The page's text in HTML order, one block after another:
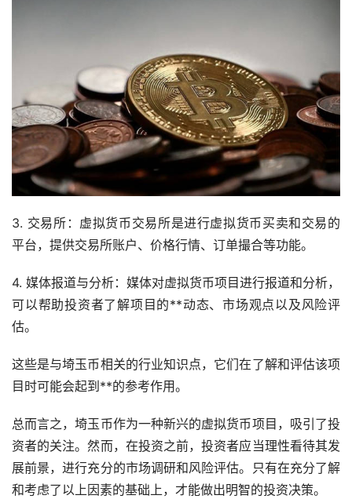
3. 交易所：虚拟货币交易所是进行虚拟货币买卖和交易的
平台，提供交易所账户、价格行情、订单撮合等功能。
4. 媒体报道与分析：媒体对虚拟货币项目进行报道和分析，
可以帮助投资者了解项目的**动态、市场观点以及风险评
估。
这些是与埼玉币相关的行业知识点，它们在了解和评估该项
目时可能会起到**的参考作用。
总而言之，埼玉币作为一种新兴的虚拟货币项目，吸引了投
资者的关注。然而，在投资之前，投资者应当理性看待其发
展前景，进行充分的市场调研和风险评估。只有在充分了解
和考虑了以上因素的基础上，才能做出明智的投资决策。